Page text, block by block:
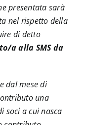
presentata sarà
nel rispetto della
di detto
a alla SMS da
dal mese di
una
soci a cui nasca